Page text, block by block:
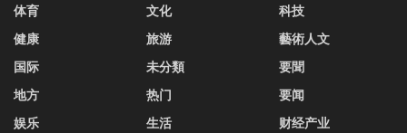
体育
健康
国际
地方
娱乐
文化
旅游
未分類
热门
生活
科技
藝術人文
要聞
要闻
财经产业